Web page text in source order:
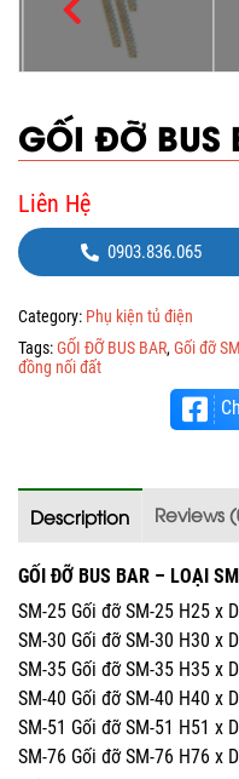
GỐI ĐỠ BUS
Liên Hệ
0903.836.065
Category: Phụ kiện tủ điện
Tags:GỐI ĐỠ BUS BAR, Gối đỡ SM
đồng nối đất
Description Reviews
GỐI ĐỠ BUS BAR – LOẠI SM
SM-25 Gối đỡ SM-25 H25 x
SM-30 Gối đỡ SM-30 H30 x
SM-35 Gối đỡ SM-35 H35 x
SM-40 Gối đỡ SM-40 H40 x
SM-51 Gối đỡ SM-51 H51 x
SM-76 Gối đỡ SM-76 H76 x